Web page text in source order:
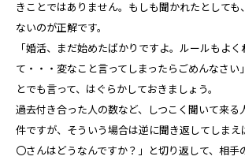
きことではありません。もしも聞かれたとしても
ないのが正解です。
「婚活、まだ始めたばかりですよ。ルールもよく
て・・・変なこと言ってしまったらごめんなさい」
とでも言って、はぐらかしておきましょう。
過去付き合った人の数など、しつこく聞いて来る
件ですが、そういう場合は逆に聞き返してしま
〇さんはどうなんですか？」と切り返して、相手